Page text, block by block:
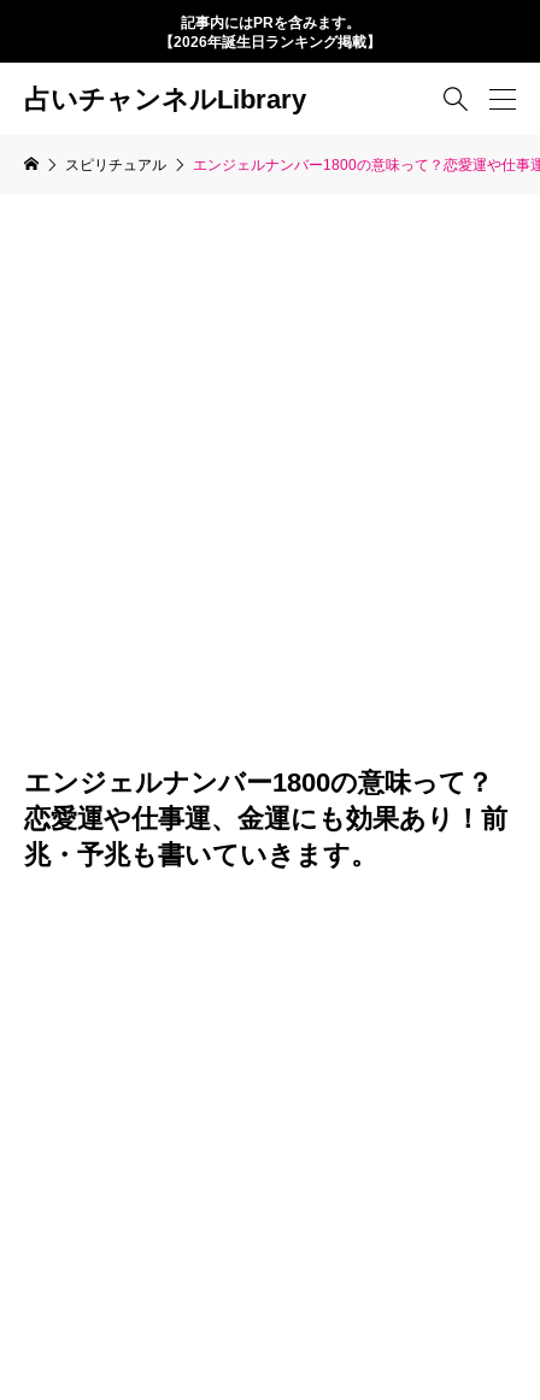
記事内にはPRを含みます。
【2026年誕生日ランキング掲載】
占いチャンネルLibrary 
スピリチュアル エンジェルナンバー1800の意味って？恋愛運や仕
エンジェルナンバー1800の意味って？
恋愛運や仕事運、金運にも効果あり！前
兆・予兆も書いていきます。